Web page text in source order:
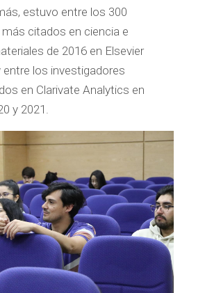
estuvo entre los 300
citados en ciencia e
de 2016 en Elsevier
los investigadores
en Clarivate Analytics en
y 2021.